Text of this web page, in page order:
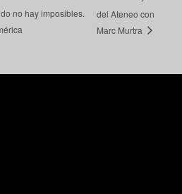
no hay imposibles.
del Ateneo con
Marc Murtra